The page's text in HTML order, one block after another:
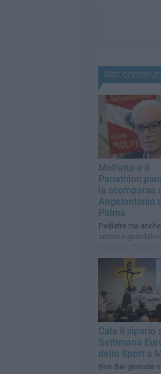
Altri
Molfetta e il
Panathlon
la scomparsa
Angelantonio
Palma
Pediatra ma
arbitro e
di un mese fa
Cala il sipario
Settimana
dello Sport a
Ben due giornate